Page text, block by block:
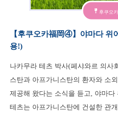
후쿠오
【후쿠오카福岡④】야마다 위
용!)
나카무라 테츠 박사(페샤와르 의사
스탄과 아프가니스탄의 환자와 소
제공해 왔다는 소식을 듣고, 야마
테츠는 아프가니스탄에 건설한 관